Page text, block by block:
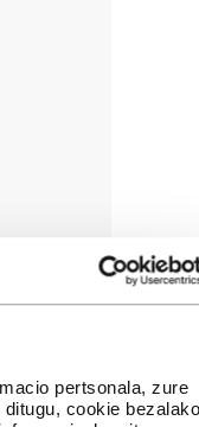
pertsonala, zure
cookie bezalako